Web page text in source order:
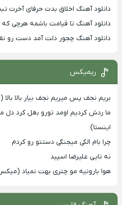
دانلود آهنگ اخلاق بدت حرفای آخرت
دانلود آهنگ تا قیامت باشمه هرچی که
دانلود آهنگ چجور دلت آمد دست رو
ریمیکس
بریم نجف پس میریم نجف بیار بالا
ما ردش کردیم اومد تورو بغل کرد
اینستا)
چرا بام الکی میجنگی دستتو رو کردم
نه تایی علیرضا اسپید
هوا بارونیه مو چتری بهت نمیاد